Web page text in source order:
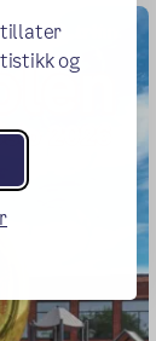
tillater
og